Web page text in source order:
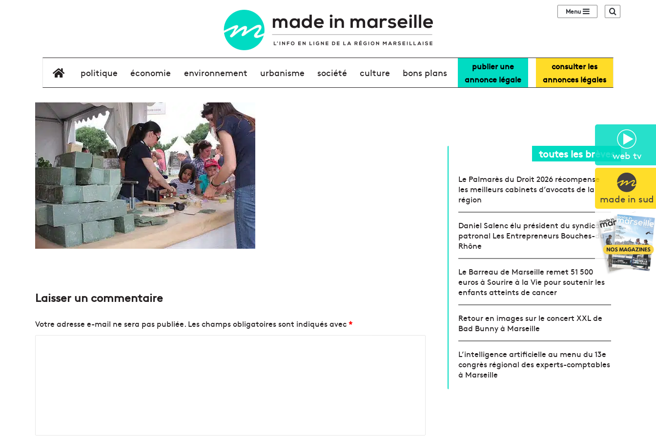
web tv
made in sud
Sidebar (barre
élément de menu
politique économie environnement urbanisme société culture bons plans
publier une
annonce légale
consulter les
annonces légales
Laisser un commentaire
Votre adresse e-mail ne sera pas publiée. Les champs obligatoires sont indiqués avec*
toutes les brèves
Le Palmarès du Droit 2026 récompense
les meilleurs cabinets d’avocats de la
région
Daniel Salenc élu président du syndicat
patronal Les Entrepreneurs Bouches-du-
Rhône
Le Barreau de Marseille remet 51 500
euros à Sourire à la Vie pour soutenir les
enfants atteints de cancer
Retour en images sur le concert XXL de
Bad Bunny à Marseille
L’intelligence artificielle au menu du 13e
congrès régional des experts-comptables
à Marseille